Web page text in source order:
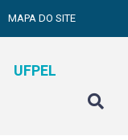
MAPA DO SITE
UFPEL